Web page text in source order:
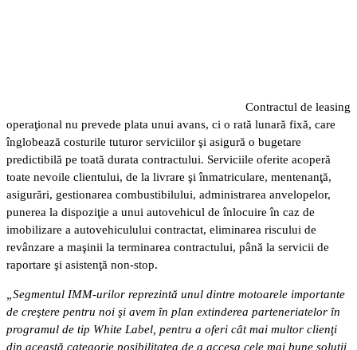
Contractul de leasing
operaţional nu prevede plata unui avans, ci o rată lunară fixă, care
înglobează costurile tuturor serviciilor şi asigură o bugetare
predictibilă pe toată durata contractului. Serviciile oferite acoperă
toate nevoile clientului, de la livrare şi înmatriculare, mentenanţă,
asigurări, gestionarea combustibilului, administrarea anvelopelor,
punerea la dispoziţie a unui autovehicul de înlocuire în caz de
imobilizare a autovehiculului contractat, eliminarea riscului de
revânzare a maşinii la terminarea contractului, până la servicii de
raportare şi asistenţă non-stop.
„Segmentul IMM-urilor reprezintă unul dintre motoarele importante
de creştere pentru noi şi avem în plan extinderea parteneriatelor în
programul de tip White Label, pentru a oferi cât mai multor clienţi
din această categorie posibilitatea de a accesa cele mai bune soluţii